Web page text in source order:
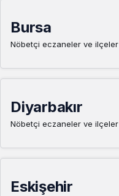
Bursa
Nöbetçi eczaneler ve ilçeler
Diyarbakır
Nöbetçi eczaneler ve ilçeler
Eskişehir